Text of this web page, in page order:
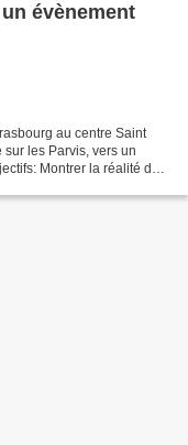
évènement
au centre Saint
sur les Parvis, vers un
Montrer la réalité des